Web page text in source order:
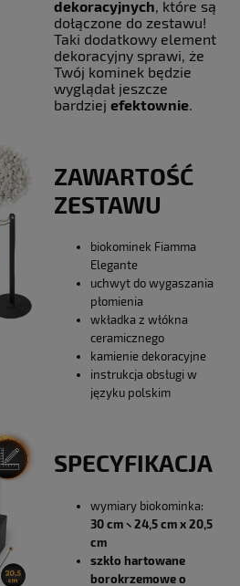
dekoracyjnych , które są
dołączone do zestawu!
Taki dodatkowy element
dekoracyjny sprawi, że
Twój kominek będzie
wyglądał jeszcze
bardziej efektownie
ZAWARTOŚĆ
ZESTAWU
biokominek Fiamma
Elegante
uchwyt do wygaszania
płomienia
wkładka z włókna
ceramicznego
kamienie dekoracyjne
instrukcja obsługi w
języku polskim
SPECYFIKACJA
wymiary biokominka:
30 cm × 24,5 cm x 20,5
cm
szkło hartowane
borokrzemowe o